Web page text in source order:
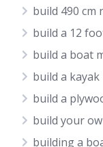
build 490 cm
build a 12
build a boat
build a kayak
build a
build your
building a